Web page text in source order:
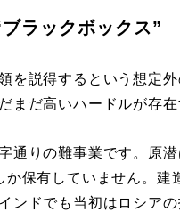
ラックボックス”
を説得するという想定
まだ高いハードルが存在
通りの難事業です。原
か保有していません。
ンドでも当初はロシア